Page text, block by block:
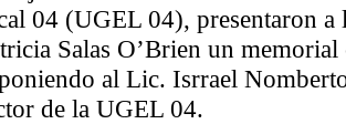
04 (UGEL 04), presentaron a
Salas O’Brien un memorial
al Lic. Isrrael
de la UGEL 04.